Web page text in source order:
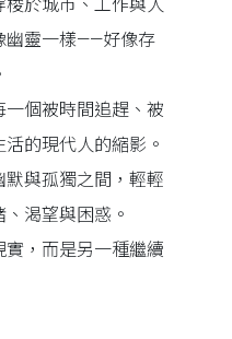
梭於城市、工作與人
幽靈一樣——好像存
個被時間追趕、被
的現代人的縮影。
與孤獨之間，輕輕
渴望與困惑。
，而是另一種繼續